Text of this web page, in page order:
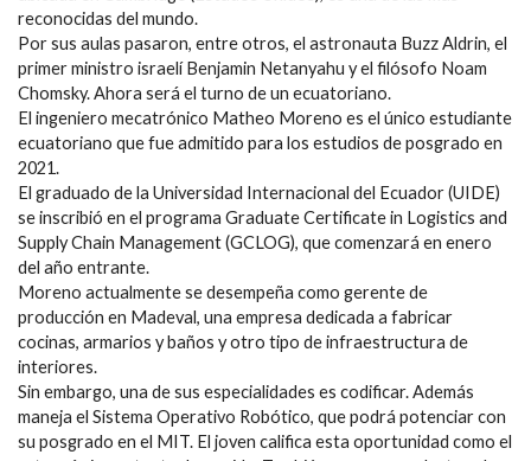
reconocidas del mundo.
Por sus aulas pasaron, entre otros, el astronauta Buzz Aldrin, el
primer ministro israelí Benjamin Netanyahu y el filósofo Noam
Chomsky. Ahora será el turno de un ecuatoriano.
El ingeniero mecatrónico Matheo Moreno es el único estudiante
ecuatoriano que fue admitido para los estudios de posgrado en
2021.
El graduado de la Universidad Internacional del Ecuador (UIDE)
se inscribió en el programa Graduate Certificate in Logistics and
Supply Chain Management (GCLOG), que comenzará en enero
del año entrante.
Moreno actualmente se desempeña como gerente de
producción en Madeval, una empresa dedicada a fabricar
cocinas, armarios y baños y otro tipo de infraestructura de
interiores.
Sin embargo, una de sus especialidades es codificar. Además
maneja el Sistema Operativo Robótico, que podrá potenciar con
su posgrado en el MIT. El joven califica esta oportunidad como el